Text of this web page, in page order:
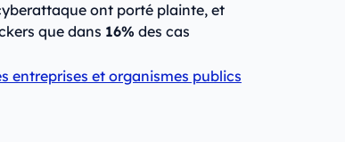
ont porté plainte, et
que dans 16% des cas
entreprises et organismes publics